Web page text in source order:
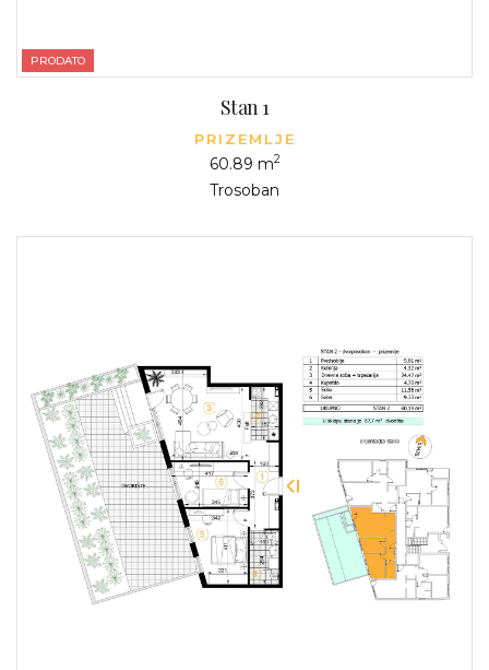
PRODATO
Stan 1
PRIZEMLJE
60.89 m2
Trosoban